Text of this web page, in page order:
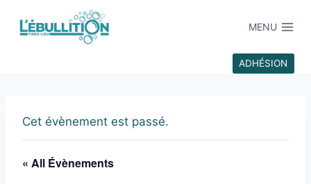
MENU
ADHÉSION
Cet évènement est passé.
« All Évènements